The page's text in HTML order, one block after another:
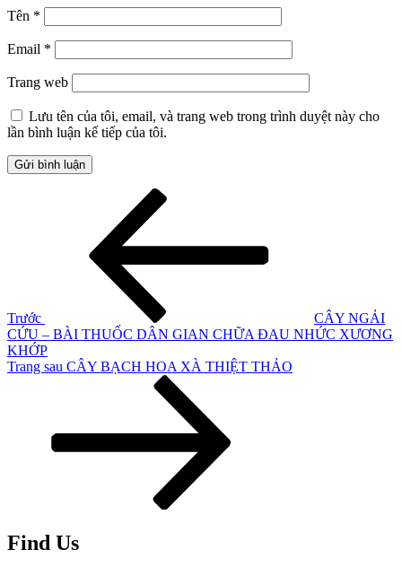
Tên *
Email *
Trang web
Lưu tên của tôi, email, và trang web trong trình duyệt này cho
lần bình luận kế tiếp của tôi.
Trước
CÂY NGẢI
CỨU – BÀI THUỐC DÂN GIAN CHỮA ĐAU NHỨC XƯƠNG
KHỚP
Bài
Trang sau CÂY BẠCH HOA XÀ THIỆT THẢO
Find Us